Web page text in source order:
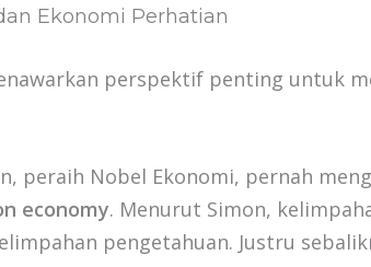
Ekonomi Perhatian
perspektif penting untuk
peraih Nobel Ekonomi, pernah
economy. Menurut Simon,
pengetahuan. Justru